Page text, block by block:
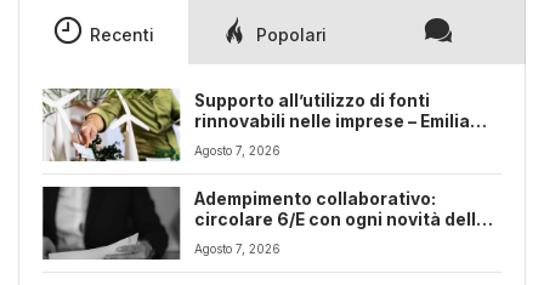
Recenti Popolari
Supporto all’utilizzo di fonti
rinnovabili nelle imprese – Emilia
Romagna
Agosto 7, 2026
Adempimento collaborativo:
circolare 6/E con ogni novità della
riforma fiscale
Agosto 7, 2026